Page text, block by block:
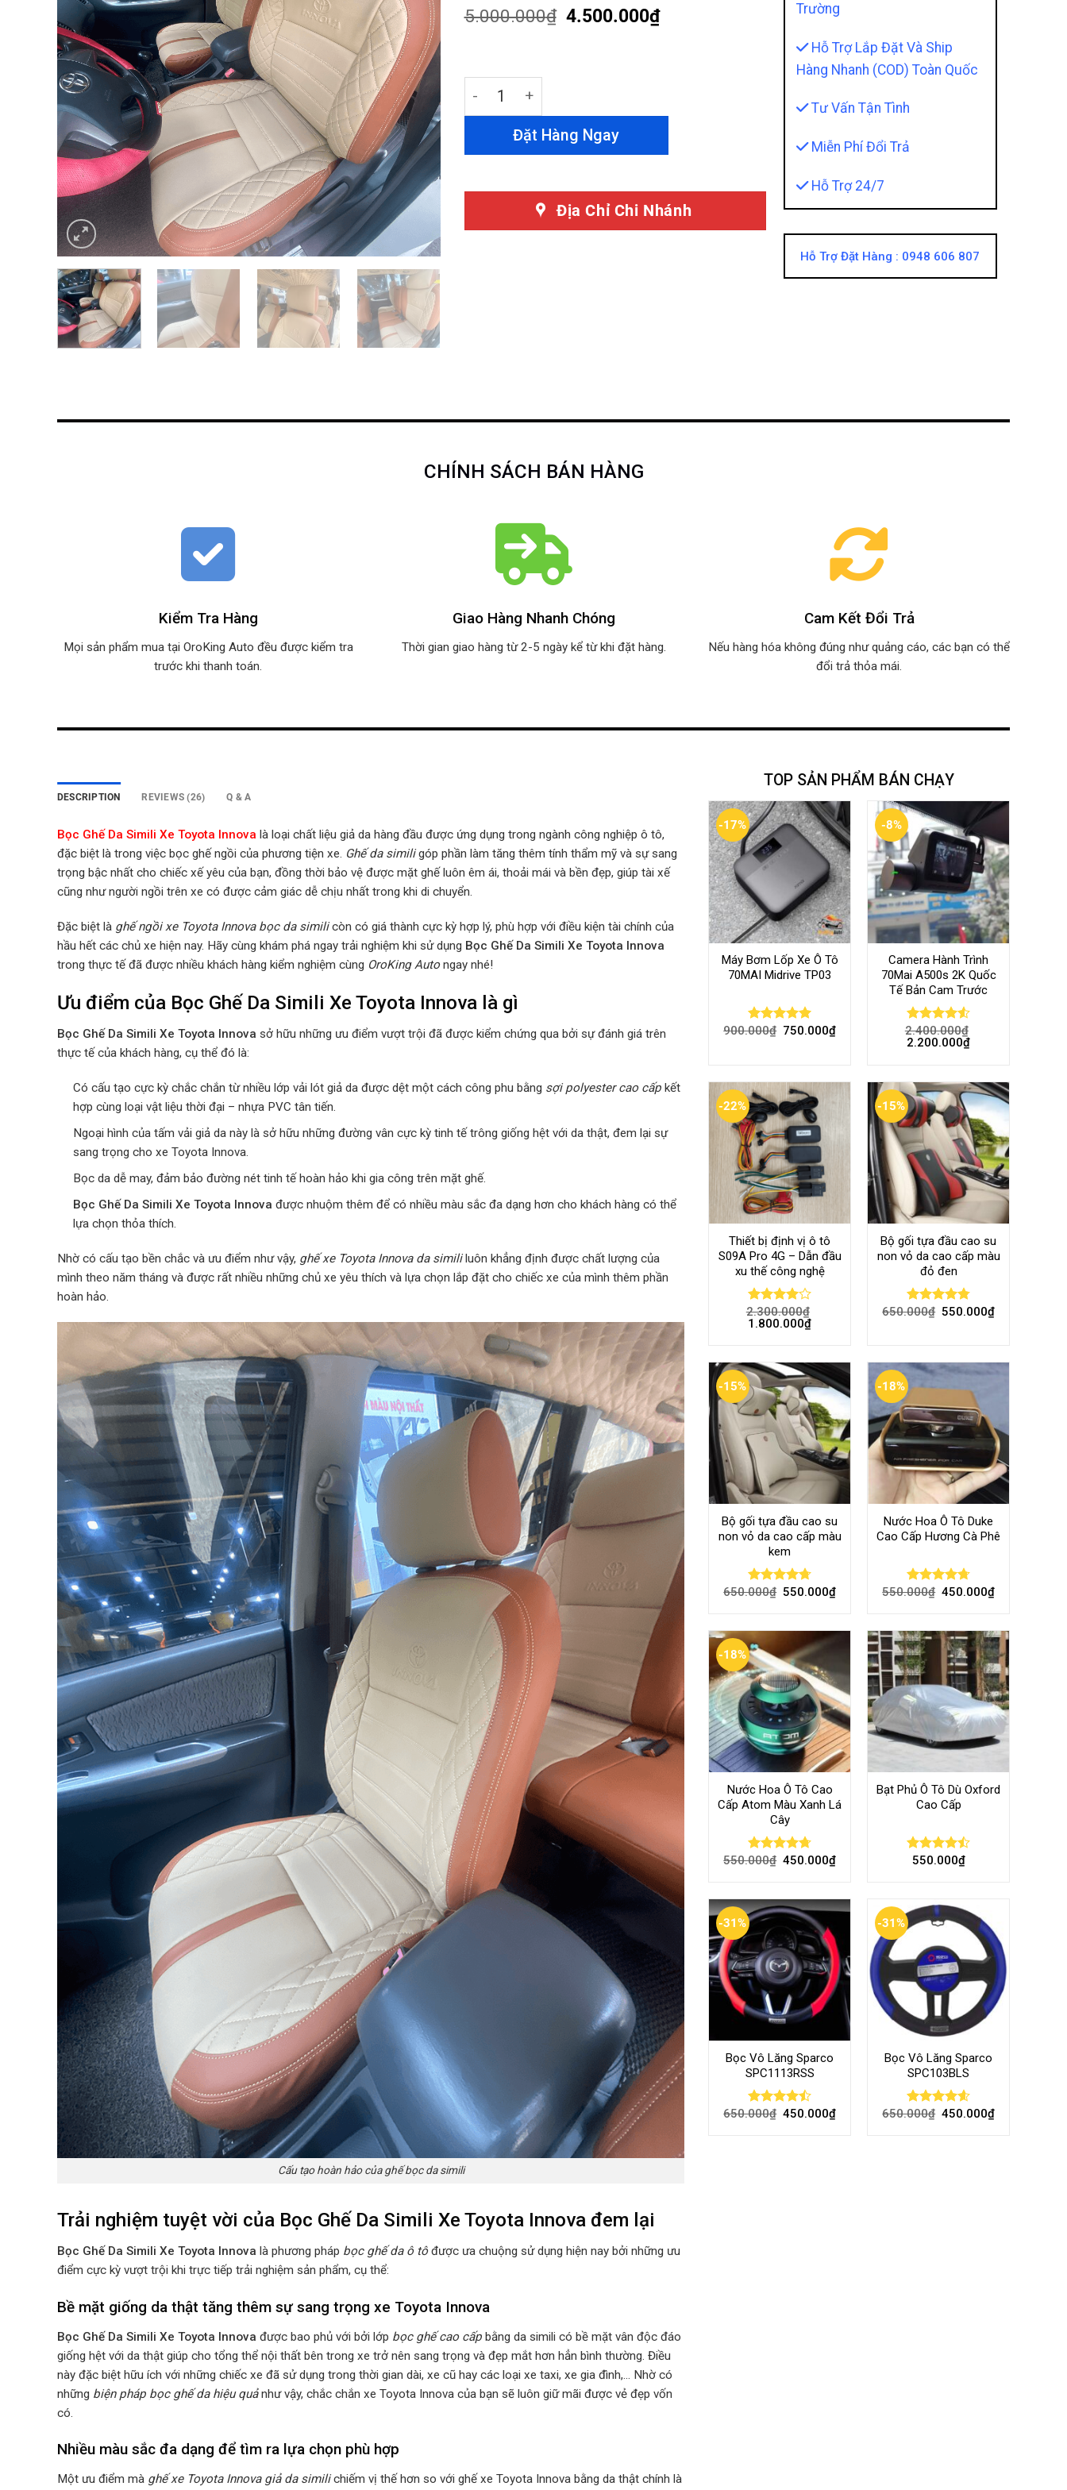
customer
ratings
5.000.000₫ 4.500.000₫
Bọc Ghế Da Simili Xe Toyota Innova quantity
Đặt Hàng Ngay
Địa Chỉ Chi Nhánh
Trường
Hỗ Trợ Lắp Đặt Và Ship
Hàng Nhanh (COD) Toàn Quốc
Tư Vấn Tận Tình
Miễn Phí Đổi Trả
Hỗ Trợ 24/7
Hỗ Trợ Đặt Hàng : 0948 606 807
CHÍNH SÁCH BÁN HÀNG
Kiểm Tra Hàng
Mọi sản phẩm mua tại OroKing Auto đều được kiểm tra
trước khi thanh toán.
Giao Hàng Nhanh Chóng
Thời gian giao hàng từ 2-5 ngày kể từ khi đặt hàng.
Cam Kết Đổi Trả
Nếu hàng hóa không đúng như quảng cáo, các bạn có thể
đổi trả thỏa mái.
DESCRIPTION REVIEWS (26) Q & A
Bọc Ghế Da Simili Xe Toyota Innova là loại chất liệu giả da hàng đầu được ứng dụng trong ngành công nghiệp ô tô,
đặc biệt là trong việc bọc ghế ngồi của phương tiện xe. Ghế da similigóp phần làm tăng thêm tính thẩm mỹ và sự sang
trọng bậc nhất cho chiếc xế yêu của bạn, đồng thời bảo vệ được mặt ghế luôn êm ái, thoải mái và bền đẹp, giúp tài xế
cũng như người ngồi trên xe có được cảm giác dễ chịu nhất trong khi di chuyển.
Đặc biệt là ghế ngồi xe Toyota Innova bọc da similicòn có giá thành cực kỳ hợp lý, phù hợp với điều kiện tài chính của
hầu hết các chủ xe hiện nay. Hãy cùng khám phá ngay trải nghiệm khi sử dụng Bọc Ghế Da Simili Xe Toyota Innova
trong thực tế đã được nhiều khách hàng kiểm nghiệm cùng OroKing Autongay nhé!
Ưu điểm của Bọc Ghế Da Simili Xe Toyota Innova là gì
Bọc Ghế Da Simili Xe Toyota Innova sở hữu những ưu điểm vượt trội đã được kiểm chứng qua bởi sự đánh giá trên
thực tế của khách hàng, cụ thể đó là:
Có cấu tạo cực kỳ chắc chắn từ nhiều lớp vải lót giả da được dệt một cách công phu bằng sợi polyester cao cấpkết
hợp cùng loại vật liệu thời đại – nhựa PVC tân tiến.
Ngoại hình của tấm vải giả da này là sở hữu những đường vân cực kỳ tinh tế trông giống hệt với da thật, đem lại sự
sang trọng cho xe Toyota Innova.
Bọc da dễ may, đảm bảo đường nét tinh tế hoàn hảo khi gia công trên mặt ghế.
Bọc Ghế Da Simili Xe Toyota Innova được nhuộm thêm để có nhiều màu sắc đa dạng hơn cho khách hàng có thể
lựa chọn thỏa thích.
Nhờ có cấu tạo bền chắc và ưu điểm như vậy, ghế xe Toyota Innova da simililuôn khẳng định được chất lượng của
mình theo năm tháng và được rất nhiều những chủ xe yêu thích và lựa chọn lắp đặt cho chiếc xe của mình thêm phần
hoàn hảo.
Cấu tạo hoàn hảo của ghế bọc da simili
Trải nghiệm tuyệt vời của Bọc Ghế Da Simili Xe Toyota Innova đem lại
Bọc Ghế Da Simili Xe Toyota Innova là phương pháp bọc ghế da ô tôđược ưa chuộng sử dụng hiện nay bởi những ưu
điểm cực kỳ vượt trội khi trực tiếp trải nghiệm sản phẩm, cụ thể:
Bề mặt giống da thật tăng thêm sự sang trọng xe Toyota Innova
Bọc Ghế Da Simili Xe Toyota Innova được bao phủ với bởi lớp bọc ghế cao cấp bằng da simili có bề mặt vân độc đáo
giống hệt với da thật giúp cho tổng thể nội thất bên trong xe trở nên sang trọng và đẹp mắt hơn hẳn bình thường. Điều
này đặc biệt hữu ích với những chiếc xe đã sử dụng trong thời gian dài, xe cũ hay các loại xe taxi, xe gia đình,… Nhờ có
những biện pháp bọc ghế da hiệu quảnhư vậy, chắc chắn xe Toyota Innova của bạn sẽ luôn giữ mãi được vẻ đẹp vốn
có.
Nhiều màu sắc đa dạng để tìm ra lựa chọn phù hợp
Một ưu điểm mà ghế xe Toyota Innova giả da similichiếm vị thế hơn so với ghế xe Toyota Innova bằng da thật chính là
TOP SẢN PHẨM BÁN CHẠY
-17%
Máy Bơm Lốp Xe Ô Tô
70MAI Midrive TP03
Rated 5.00
900.000₫ 750.000₫
-8%
Camera Hành Trình
70Mai A500s 2K Quốc
Tế Bản Cam Trước
Rated4.56
out of 5
2.400.000₫
2.200.000₫
-22%
Thiết bị định vị ô tô
S09A Pro 4G – Dẫn đầu
xu thế công nghệ
Rated
4.00out
2.300.000₫
1.800.000₫
-15%
Bộ gối tựa đầu cao su
non vỏ da cao cấp màu
đỏ đen
Rated4.80
650.000₫ 550.000₫
-15%
Bộ gối tựa đầu cao su
non vỏ da cao cấp màu
kem
Rated4.70
650.000₫ 550.000₫
-18%
Nước Hoa Ô Tô Duke
Cao Cấp Hương Cà Phê
Rated4.70
550.000₫ 450.000₫
-18%
Nước Hoa Ô Tô Cao
Cấp Atom Màu Xanh Lá
Cây
Rated4.70
550.000₫ 450.000₫
Bạt Phủ Ô Tô Dù Oxford
Cao Cấp
Rated
550.000₫
-31%
Bọc Vô Lăng Sparco
SPC1113RSS
Rated
650.000₫ 450.000₫
-31%
Bọc Vô Lăng Sparco
SPC103BLS
Rated4.57
650.000₫ 450.000₫